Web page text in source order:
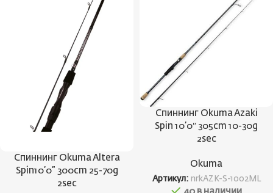
Спиннинг Okuma Altera
Spin10’0” 300cm 25-70g
2sec
Спиннинг Okuma Azaki
Spin 10’0″ 305cm 10-30g
2sec
Okuma
Артикул: nrkAZK-S-1002ML